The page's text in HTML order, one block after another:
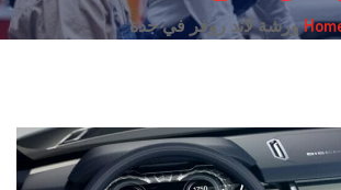
ورشة لاند روفر في جدة